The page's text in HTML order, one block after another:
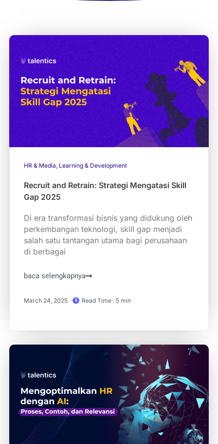
HR & Media, Learning & Development
Recruit and Retrain: Strategi Mengatasi Skill
Gap 2025
Di era transformasi bisnis yang didukung oleh
perkembangan teknologi, skill gap menjadi
salah satu tantangan utama bagi perusahaan
di berbagai
baca selengkapnya
March 24, 2025 Read Time : 5 min